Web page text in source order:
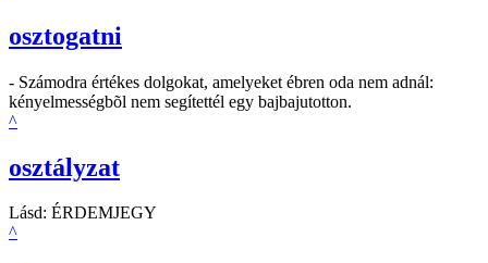
osztogatni
- Számodra értékes dolgokat, amelyeket ébren oda nem adnál:
kényelmességbõl nem segítettél egy bajbajutotton.
^
osztályzat
Lásd: ÉRDEMJEGY
^